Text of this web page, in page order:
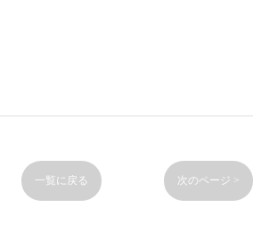
一覧に戻る 次のページ >